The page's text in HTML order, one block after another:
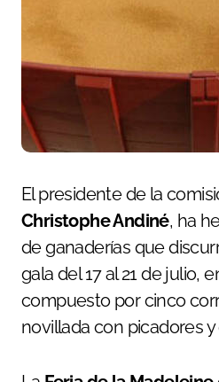
El presidente de la
Christophe Andiné, ha
de ganaderías que
gala del 17 al 21 de julio,
compuesto por cinco
novillada con picadores